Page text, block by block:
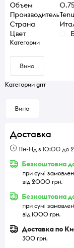
Объем
Производитель
Страна
Цвет
Категории
Вино
Категории grrr
Вино
Доставка
Пн-Нд з 10:00 до
Безкоштовна
при сумі
від 2000 грн.
Безкоштовна
при сумі
від 1000 грн.
Доставка по
300 грн.